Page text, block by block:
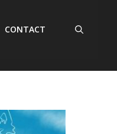
CONTACT